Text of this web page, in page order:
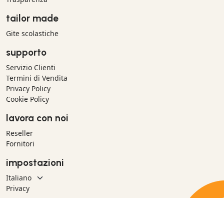
tailor made
Gite scolastiche
supporto
Servizio Clienti
Termini di Vendita
Privacy Policy
Cookie Policy
lavora con noi
Reseller
Fornitori
impostazioni
Privacy